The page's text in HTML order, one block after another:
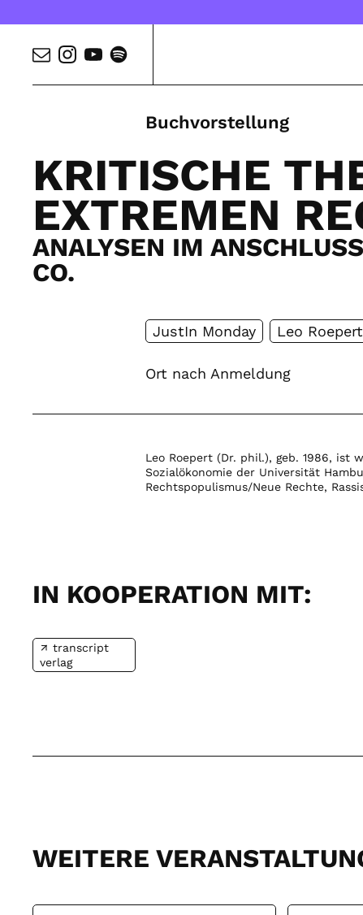
Buchvorstellung
KRITISCHE
EXTREMEN
ANALYSEN IM
CO.
JustIn Monday Leo Roepert
Ort nach Anmeldung
Leo Roepert (Dr. phil.), geb. 1986, ist
Sozialökonomie der Universität
Rechtspopulismus/Neue Rechte,
IN KOOPERATION MIT:
transcript
verlag
WEITERE